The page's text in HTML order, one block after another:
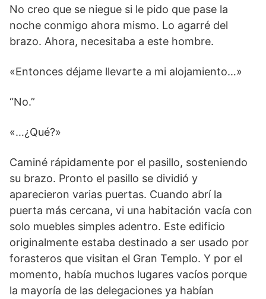
No creo que se niegue si le pido que pase la
noche conmigo ahora mismo. Lo agarré del
brazo. Ahora, necesitaba a este hombre.
«Entonces déjame llevarte a mi alojamiento…»
“No.”
«…¿Qué?»
Caminé rápidamente por el pasillo, sosteniendo
su brazo. Pronto el pasillo se dividió y
aparecieron varias puertas. Cuando abrí la
puerta más cercana, vi una habitación vacía con
solo muebles simples adentro. Este edificio
originalmente estaba destinado a ser usado por
forasteros que visitan el Gran Templo. Y por el
momento, había muchos lugares vacíos porque
la mayoría de las delegaciones ya habían